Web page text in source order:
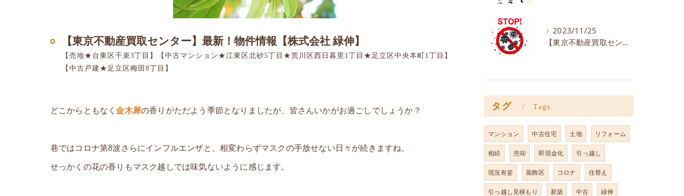
【東京不動産買取センター】最新！物件情報【株式会社 緑伸】
【売地★台東区千束3丁目】【中古マンション★江東区北砂5丁目★荒川区西日暮里1丁目★足立区中央本町1丁目】
【中古戸建★足立区梅田8丁目】
どこからともなく金木犀の香りがただよう季節となりましたが、皆さんいかがお過ごしでしょうか？
巷ではコロナ第8波さらにインフルエンザと、相変わらずマスクの手放せない日々が続きますね。
せっかくの花の香りもマスク越しでは味気ないように感じます。
2023/11/25
【東京不動産買取センター】風邪・感染症予防【株式会社緑伸】
タグ Tags
マンション 中古住宅 土地 リフォーム
相続 売却 即現金化 引っ越し
現況有姿 葛飾区 コロナ 住替え
引っ越し見積もり 新築 中古 緑伸